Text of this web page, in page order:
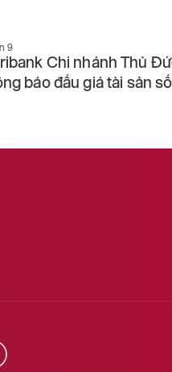
9
Chi nhánh Thủ
báo đấu giá tài sản